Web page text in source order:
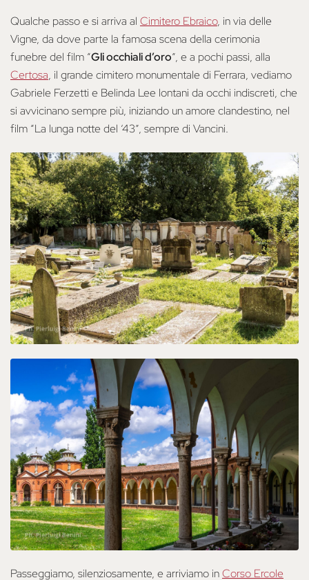
Qualche passo e si arriva al Cimitero Ebraico, in via delle
Vigne, da dove parte la famosa scena della cerimonia
funebre del film “Gli occhiali d’oro”, e a pochi passi, alla
Certosa, il grande cimitero monumentale di Ferrara, vediamo
Gabriele Ferzetti e Belinda Lee lontani da occhi indiscreti, che
si avvicinano sempre più, iniziando un amore clandestino, nel
film “La lunga notte del ‘43”, sempre di Vancini.
Passeggiamo, silenziosamente, e arriviamo inCorso Ercole